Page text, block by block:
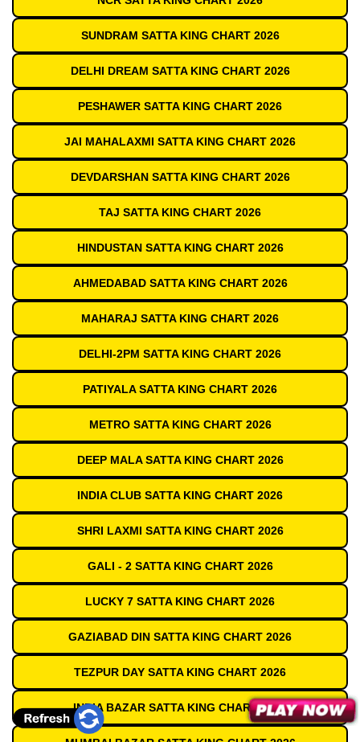
SUNDRAM SATTA KING CHART 2026
DELHI DREAM SATTA KING CHART 2026
PESHAWER SATTA KING CHART 2026
JAI MAHALAXMI SATTA KING CHART 2026
DEVDARSHAN SATTA KING CHART 2026
TAJ SATTA KING CHART 2026
HINDUSTAN SATTA KING CHART 2026
AHMEDABAD SATTA KING CHART 2026
MAHARAJ SATTA KING CHART 2026
DELHI-2PM SATTA KING CHART 2026
PATIYALA SATTA KING CHART 2026
METRO SATTA KING CHART 2026
DEEP MALA SATTA KING CHART 2026
INDIA CLUB SATTA KING CHART 2026
SHRI LAXMI SATTA KING CHART 2026
GALI - 2 SATTA KING CHART 2026
LUCKY 7 SATTA KING CHART 2026
GAZIABAD DIN SATTA KING CHART 2026
TEZPUR DAY SATTA KING CHART 2026
INDIA BAZAR SATTA KING CHART 2026